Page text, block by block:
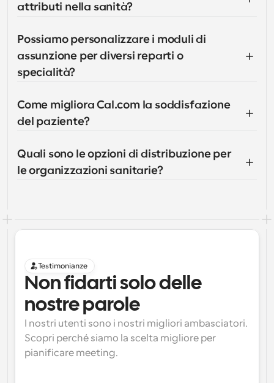
attributi nella sanità?
Possiamo personalizzare i moduli di
assunzione per diversi reparti o
specialità?
Come migliora Cal.com la soddisfazione
del paziente?
Quali sono le opzioni di distribuzione per
le organizzazioni sanitarie?
Testimonianze
Non fidarti solo delle
nostre parole
I nostri utenti sono i nostri migliori ambasciatori.
Scopri perché siamo la scelta migliore per
pianificare meeting.